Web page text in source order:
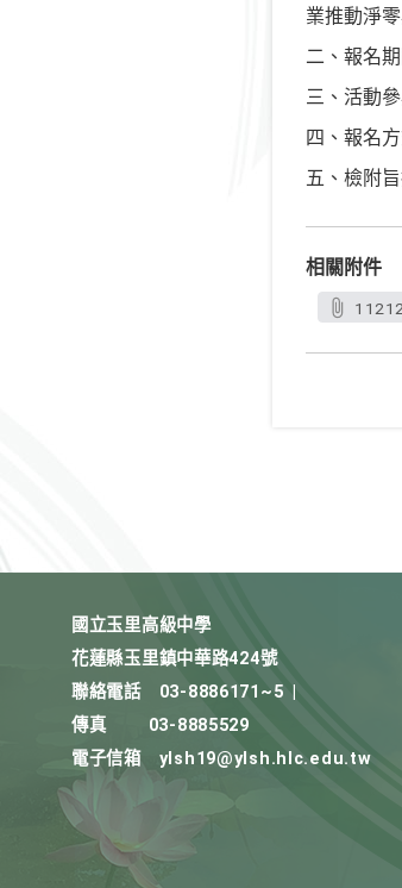
業推動淨
二、報名
三、活動
四、報名
五、檢附
相關附件
國立玉里高級中學
花蓮縣玉里鎮中華路424號
聯絡電話
03-8886171~5
傳真
03-8885529
電子信箱
ylsh19@ylsh.hlc.edu.tw